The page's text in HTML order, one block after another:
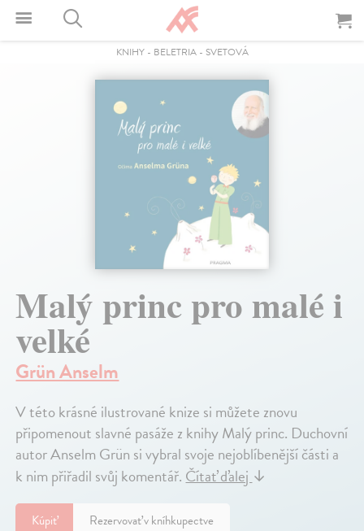
KNIHY- BELETRIA- SVETOVÁ
Malý princ pro malé i
velké
Grün Anselm
V této krásné ilustrované knize si můžete znovu
připomenout slavné pasáže z knihy Malý princ. Duchovní
autor Anselm Grün si vybral svoje nejoblíbenější části a
k nim přiřadil svůj komentář. Čítať ďalej ↓
Kúpiť Rezervovať v kníhkupectve